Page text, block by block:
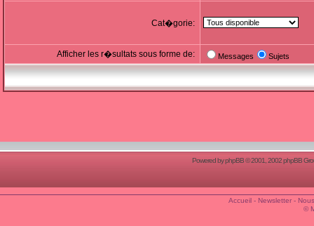
Cat�gorie:
Afficher les r�sultats sous forme de: Messages Sujets
Powered byphpBB© 2001, 2002 phpBB
Accueil- Newsletter-
©